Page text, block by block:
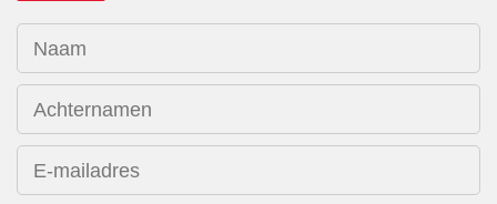
Naam
Achternamen
E-mailadres